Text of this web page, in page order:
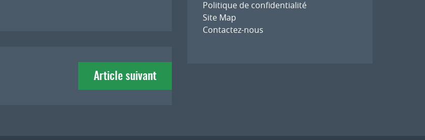
Article suivant
Politique de confidentialité
Site Map
Contactez-nous